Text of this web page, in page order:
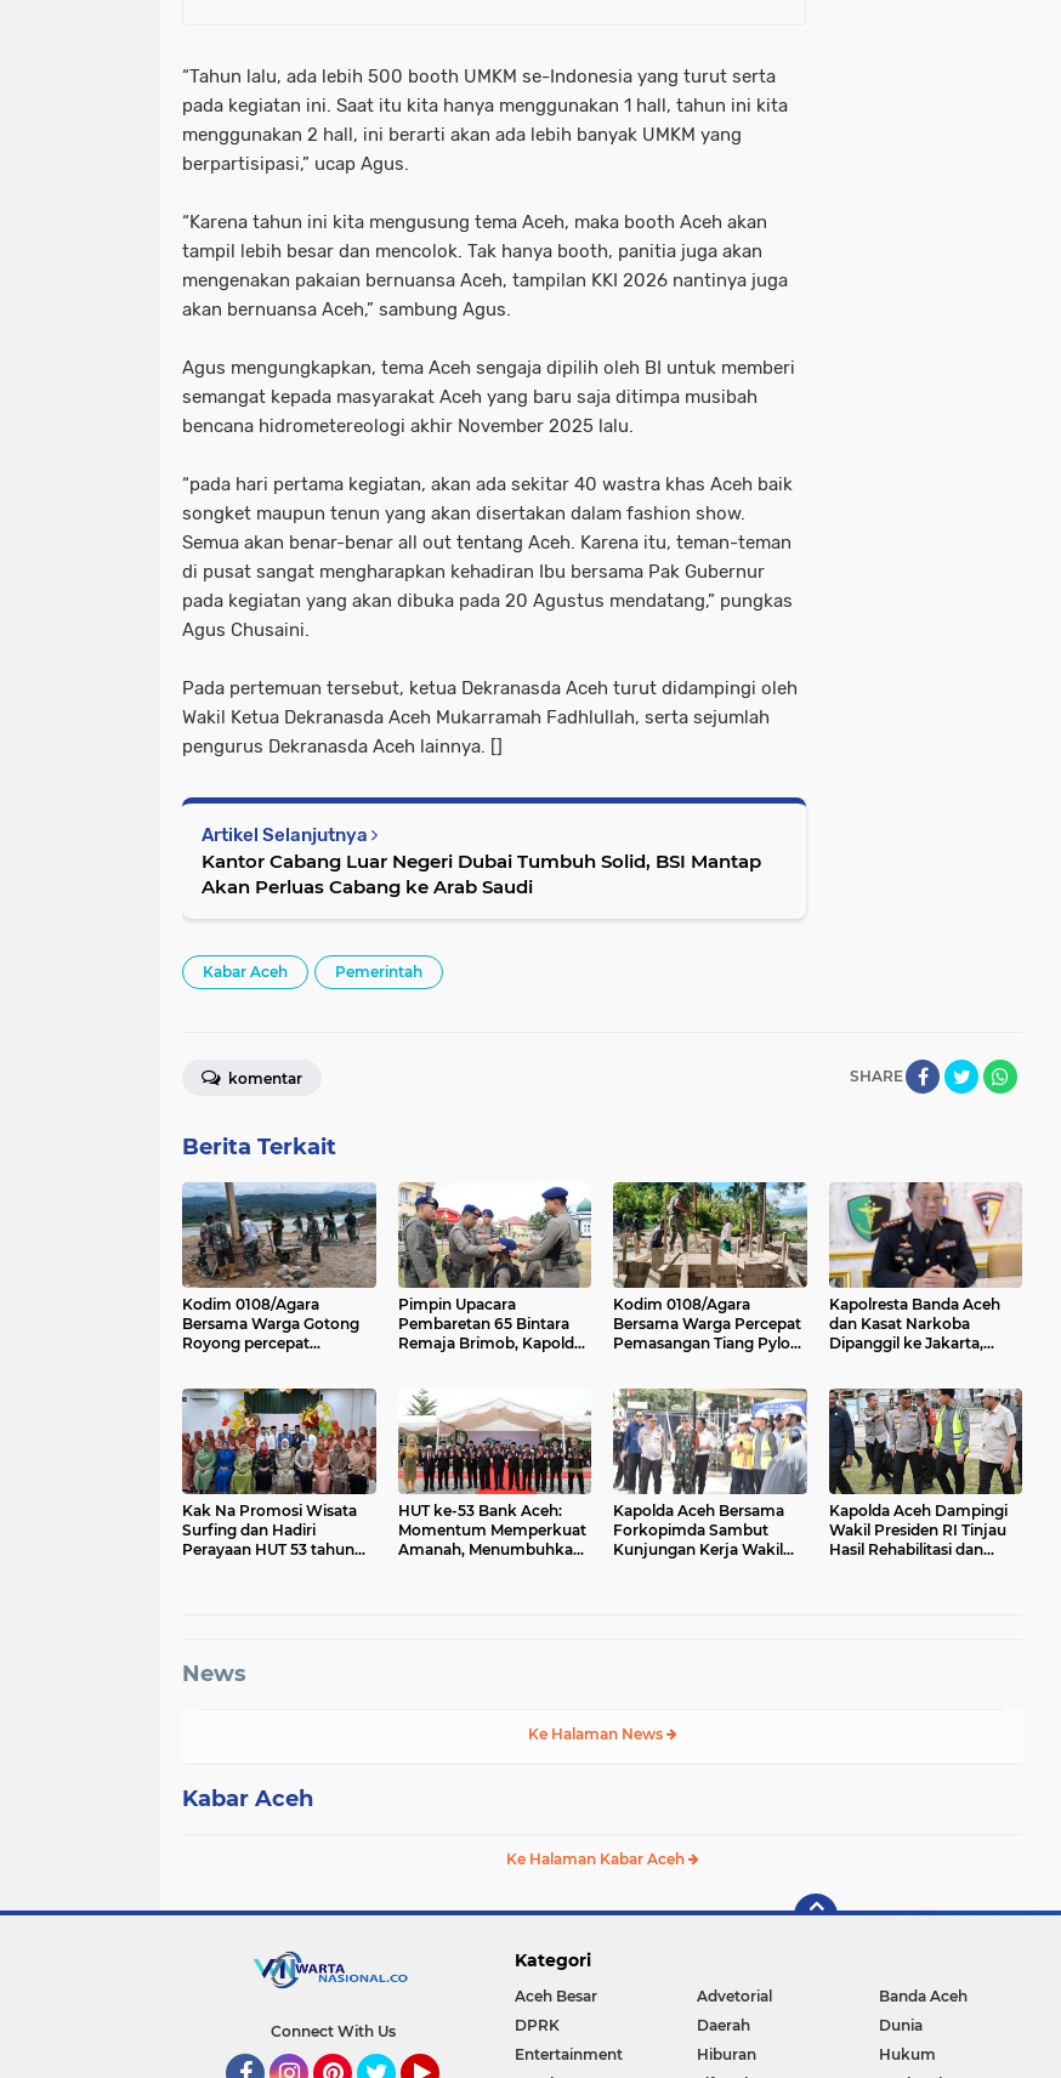
“Tahun lalu, ada lebih 500 booth UMKM se-Indonesia yang turut serta
pada kegiatan ini. Saat itu kita hanya menggunakan 1 hall, tahun ini kita
menggunakan 2 hall, ini berarti akan ada lebih banyak UMKM yang
berpartisipasi,” ucap Agus.
“Karena tahun ini kita mengusung tema Aceh, maka booth Aceh akan
tampil lebih besar dan mencolok. Tak hanya booth, panitia juga akan
mengenakan pakaian bernuansa Aceh, tampilan KKI 2026 nantinya juga
akan bernuansa Aceh,” sambung Agus.
Agus mengungkapkan, tema Aceh sengaja dipilih oleh BI untuk memberi
semangat kepada masyarakat Aceh yang baru saja ditimpa musibah
bencana hidrometereologi akhir November 2025 lalu.
“pada hari pertama kegiatan, akan ada sekitar 40 wastra khas Aceh baik
songket maupun tenun yang akan disertakan dalam fashion show.
Semua akan benar-benar all out tentang Aceh. Karena itu, teman-teman
di pusat sangat mengharapkan kehadiran Ibu bersama Pak Gubernur
pada kegiatan yang akan dibuka pada 20 Agustus mendatang,” pungkas
Agus Chusaini.
Pada pertemuan tersebut, ketua Dekranasda Aceh turut didampingi oleh
Wakil Ketua Dekranasda Aceh Mukarramah Fadhlullah, serta sejumlah
pengurus Dekranasda Aceh lainnya. []
Artikel Selanjutnya
Kantor Cabang Luar Negeri Dubai Tumbuh Solid, BSI Mantap
Akan Perluas Cabang ke Arab Saudi
Kabar Aceh Pemerintah
SHARE
komentar
Berita Terkait
Kodim 0108/Agara
Bersama Warga Gotong
Royong percepat
Aceh Tenggara
Pimpin Upacara
Pembaretan 65 Bintara
Remaja Brimob, Kapolda
Kodim 0108/Agara
Bersama Warga Percepat
Pemasangan Tiang Pylon
Tenggara
Kapolresta Banda Aceh
dan Kasat Narkoba
Dipanggil ke Jakarta,
Kak Na Promosi Wisata
Surfing dan Hadiri
Perayaan HUT 53 tahun
HUT ke-53 Bank Aceh:
Momentum Memperkuat
Amanah, Menumbuhkan
Kapolda Aceh Bersama
Forkopimda Sambut
Kunjungan Kerja Wakil
Kapolda Aceh Dampingi
Wakil Presiden RI Tinjau
Hasil Rehabilitasi dan
News
Ke Halaman News
Kabar Aceh
Ke Halaman Kabar Aceh
Connect With Us
Kategori
Aceh Besar Advetorial Banda Aceh
DPRK
Daerah Dunia
Entertainment
Hiburan Hukum